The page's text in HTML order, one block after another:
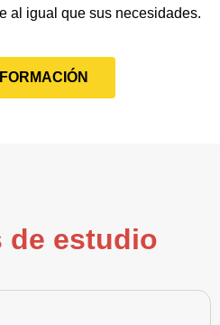
al igual que sus necesidades.
de estudio